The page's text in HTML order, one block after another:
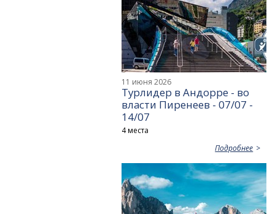
11 июня 2026
Турлидер в Андорре - во
власти Пиренеев - 07/07 -
14/07
4 места
Подробнее